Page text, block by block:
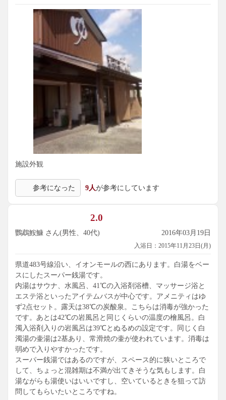
施設外観
参考になった 9人が参考にしています
2.0
鸚鵡鮟鱇 さん(男性、40代) 2016年03月19日
入浴日：2015年11月23日(月)
県道483号線沿い、イオンモールの西にあります。白湯をベー
スにしたスーパー銭湯です。
内湯はサウナ、水風呂、41℃の入浴剤浴槽、マッサージ浴と
エステ浴といったアイテムバスが中心です。アメニティはゆ
ず2点セット。露天は38℃の炭酸泉。こちらは消毒が強かった
です。あとは42℃の岩風呂と同じくらいの温度の檜風呂。白
濁入浴剤入りの岩風呂は39℃とぬるめの設定です。同じく白
濁湯の壷湯は2基あり、常滑焼の壷が使われています。消毒は
弱めで入りやすかったです。
スーパー銭湯ではあるのですが、スペース的に狭いところで
して、ちょっと混雑期は不満が出てきそうな気もします。白
湯ながらも湯使いはいいですし、空いているときを狙って訪
問してもらいたいところですね。